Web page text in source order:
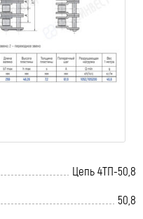
Цепь 4ТП-50,8
50,8